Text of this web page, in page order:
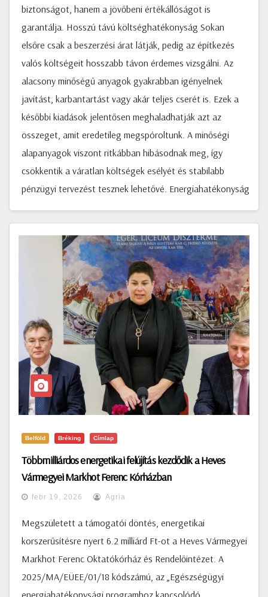
biztonságot, hanem a jövőbeni értékállóságot is
garantálja. Hosszú távú költséghatékonyság Sokan
elsőre csak a beszerzési árat látják, pedig az építkezés
valós költségeit hosszabb távon érdemes vizsgálni. Az
alacsony minőségű anyagok gyakrabban igényelnek
javítást, karbantartást vagy akár teljes cserét is. Ezek a
későbbi kiadások jelentősen meghaladhatják azt az
összeget, amit eredetileg megspóroltunk. A minőségi
alapanyagok viszont ritkábban hibásodnak meg, így
csökkentik a váratlan költségek esélyét és stabilabb
pénzügyi tervezést tesznek lehetővé. Energiahatékonyság
Belföld Bréking Címlap
Többmilliárdos energetikai felújítás kezdődik a Heves
Vármegyei Markhot Ferenc Kórházban
febr 19, 2026 Agria
Megszületett a támogatói döntés, energetikai
korszerűsítésre nyert 6.2 milliárd Ft-ot a Heves Vármegyei
Markhot Ferenc Oktatókórház és Rendelőintézet. A
2025/MA/EÜEE/01/18 kódszámú, az „Egészségügyi
energiahatékonysági programhoz kapcsolódó